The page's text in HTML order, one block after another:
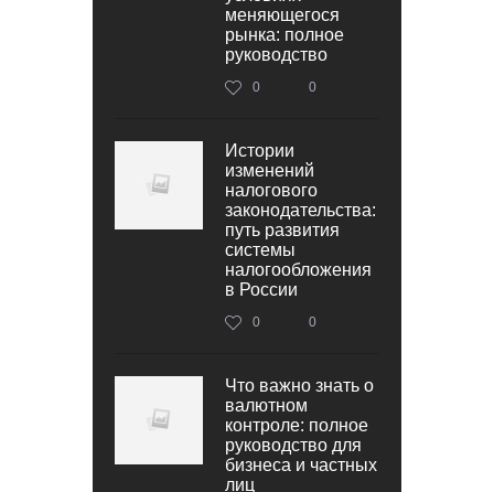
меняющегося
рынка: полное
руководство
0 0
Истории
изменений
налогового
законодательства:
путь развития
системы
налогообложения
в России
0 0
Что важно знать о
валютном
контроле: полное
руководство для
бизнеса и частных
лиц